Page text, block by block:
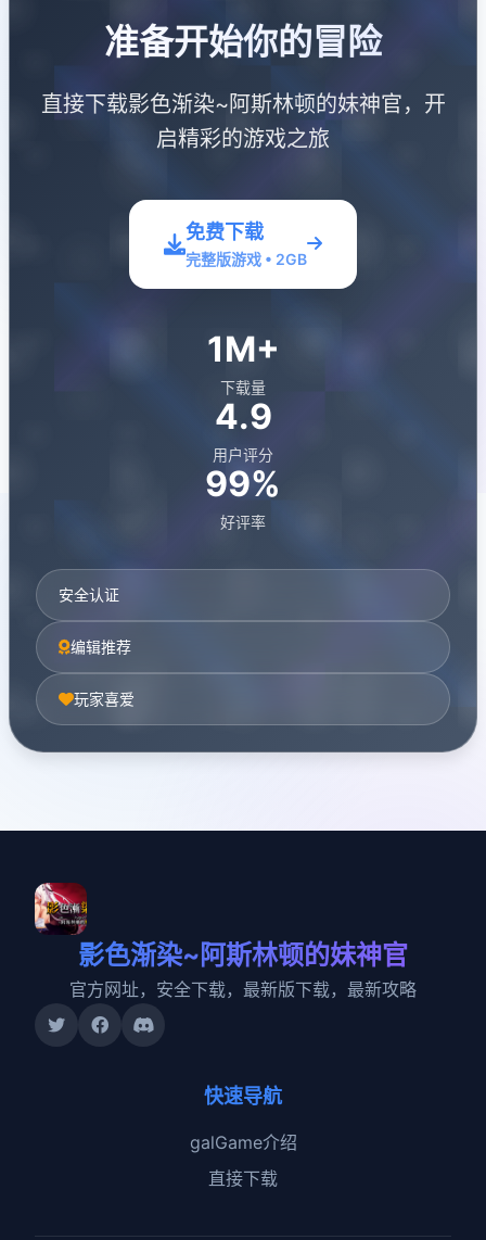
准备开始你的冒险
直接下载影色渐染~阿斯林顿的妹神官，开
启精彩的游戏之旅
免费下载
完整版游戏 • 2GB
1M+
下载量
4.9
用户评分
99%
好评率
安全认证
编辑推荐
玩家喜爱
影色渐染~阿斯林顿的妹神官
官方网址，安全下载，最新版下载，最新攻略
快速导航
galGame介绍
直接下载